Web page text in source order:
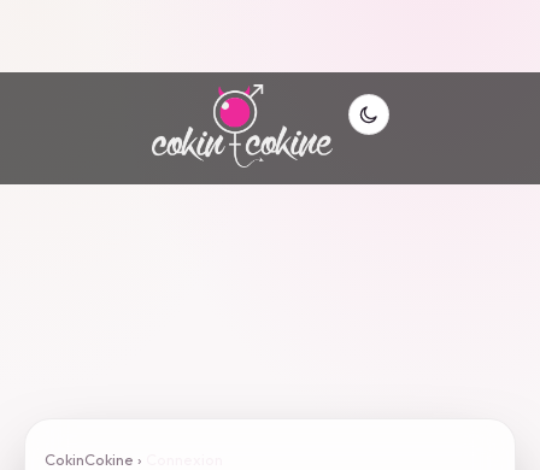
CokinCokine ›